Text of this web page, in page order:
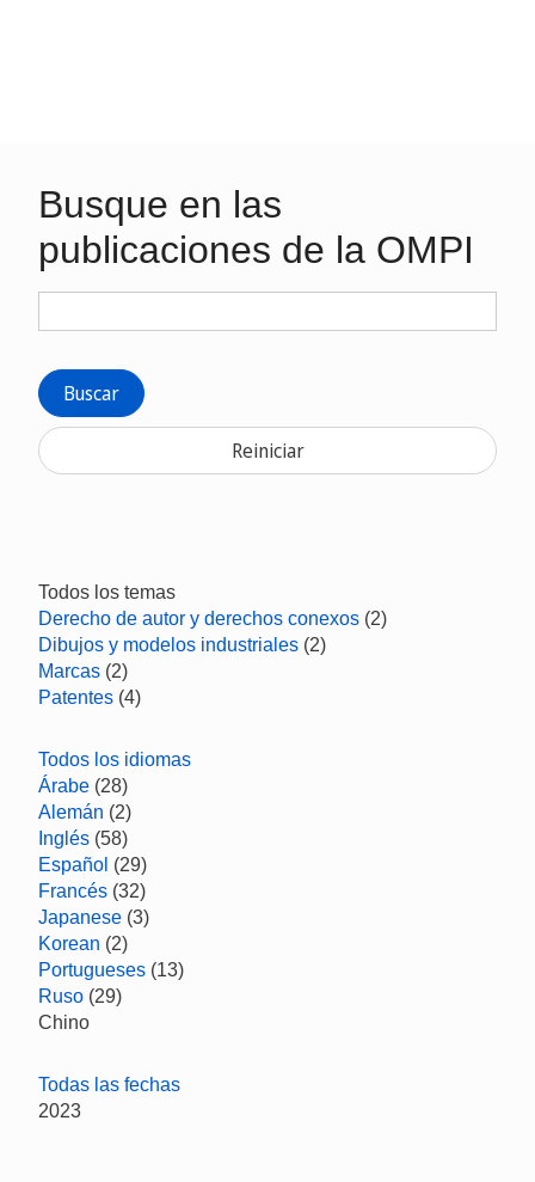
Busque en las
publicaciones de la OMPI
Buscar
Reiniciar
Todos los temas
Derecho de autor y derechos conexos (2)
Dibujos y modelos industriales (2)
Marcas (2)
Patentes (4)
Todos los idiomas
Árabe (28)
Alemán (2)
Inglés (58)
Español (29)
Francés (32)
Japanese (3)
Korean (2)
Portugueses (13)
Ruso (29)
Chino
Todas las fechas
2023